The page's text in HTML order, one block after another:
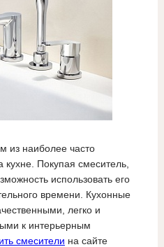
из наиболее часто
Покупая смеситель,
использовать его
времени. Кухонные
легко и
к интерьерным
смесители на сайте